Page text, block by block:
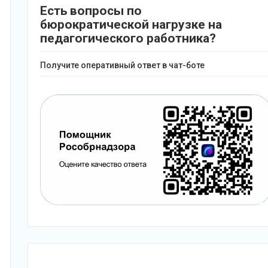
Есть вопросы по
бюрократической нагрузке на
педагогического работника?
Получите оперативный ответ в чат-боте